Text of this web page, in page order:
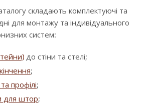
складають комплектуючі та
для монтажу та індивідуального
систем:
до стіни та стелі;
;
профілі;
для штор;